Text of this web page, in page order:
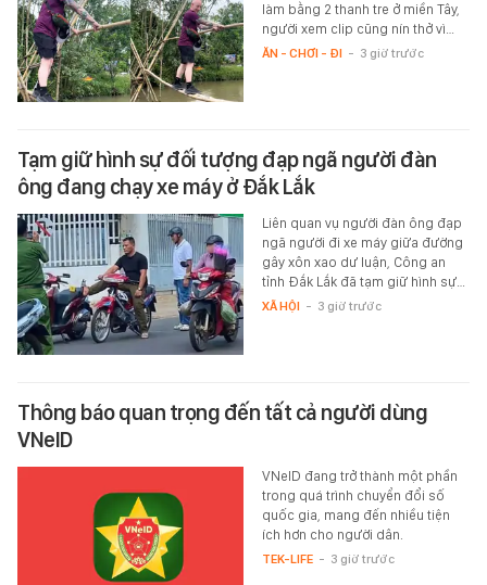
làm bằng 2 thanh tre ở miền Tây,
người xem clip cũng nín thở vì…
ĂN - CHƠI - ĐI - 3 giờ trước
Tạm giữ hình sự đối tượng đạp ngã người đàn
ông đang chạy xe máy ở Đắk Lắk
Liên quan vụ người đàn ông đạp
ngã người đi xe máy giữa đường
gây xôn xao dư luận, Công an
tỉnh Đắk Lắk đã tạm giữ hình sự…
XÃ HỘI - 3 giờ trước
Thông báo quan trọng đến tất cả người dùng
VNeID
VNeID đang trở thành một phần
trong quá trình chuyển đổi số
quốc gia, mang đến nhiều tiện
ích hơn cho người dân.
TEK-LIFE - 3 giờ trước